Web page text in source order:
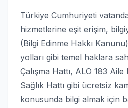
Türkiye Cumhuriyeti
hizmetlerine eşit erişim,
(Bilgi Edinme Hakkı
yolları gibi temel haklara
Çalışma Hattı, ALO 183 Aile
Sağlık Hattı gibi ücretsiz
konusunda bilgi almak için